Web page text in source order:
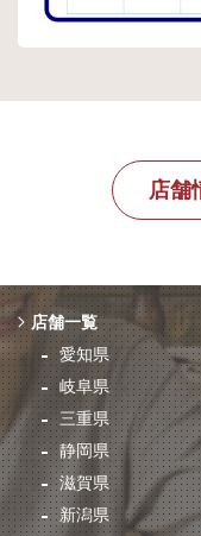
店舗
店舗一覧
愛知県
岐阜県
三重県
静岡県
滋賀県
新潟県